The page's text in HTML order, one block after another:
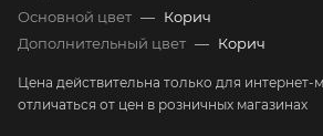
Основной цвет — Корич
Дополнительный цвет — Корич
Цена действительна только для интернет-
отличаться от цен в розничных магазинах